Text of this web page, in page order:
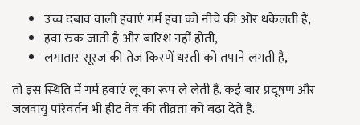
उच्च दबाव वाली हवाएं गर्म हवा को नीचे की ओर धकेलती हैं,
हवा रुक जाती है और बारिश नहीं होती,
लगातार सूरज की तेज किरणें धरती को तपाने लगती हैं,
तो इस स्थिति में गर्म हवाएं लू का रूप ले लेती हैं. कई बार प्रदूषण और
जलवायु परिवर्तन भी हीट वेव की तीव्रता को बढ़ा देते हैं.